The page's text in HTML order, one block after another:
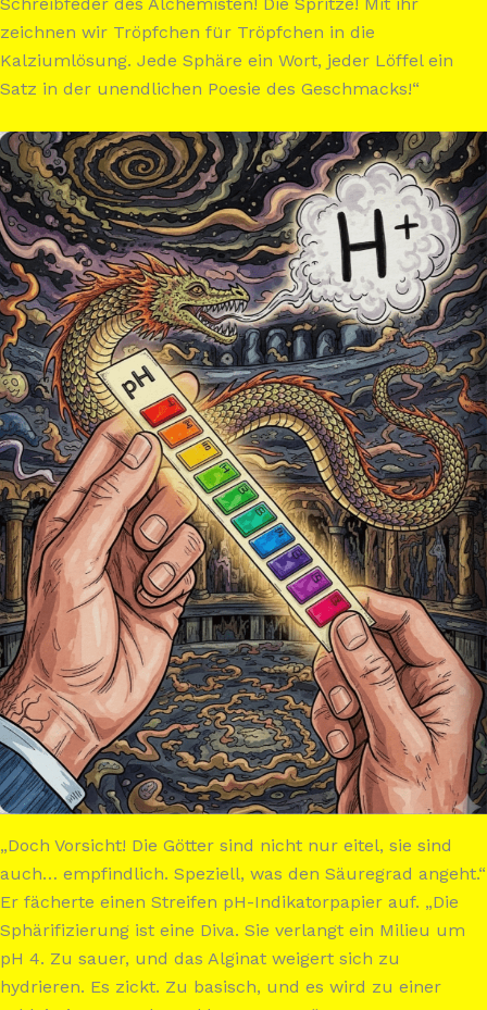
Schreibfeder des Alchemisten! Die Spritze! Mit ihr
zeichnen wir Tröpfchen für Tröpfchen in die
Kalziumlösung. Jede Sphäre ein Wort, jeder Löffel ein
Satz in der unendlichen Poesie des Geschmacks!“
„Doch Vorsicht! Die Götter sind nicht nur eitel, sie sind
auch… empfindlich. Speziell, was den Säuregrad angeht.“
Er fächerte einen Streifen pH-Indikatorpapier auf. „Die
Sphärifizierung ist eine Diva. Sie verlangt ein Milieu um
pH 4. Zu sauer, und das Alginat weigert sich zu
hydrieren. Es zickt. Zu basisch, und es wird zu einer